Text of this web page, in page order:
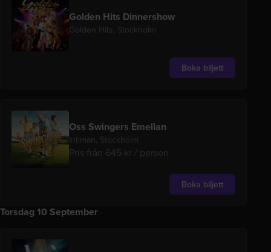
Golden Hits Dinnershow
Golden Hits, Stockholm
Boka biljett
Oss Swingers Emellan
Intiman, Stockholm
Pris från 645 kr / person
Boka biljett
Torsdag 10 September